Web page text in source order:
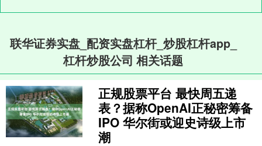
联华证券实盘_配资实盘杠杆_炒股杠杆app_
杠杆炒股公司 相关话题
正规股票平台 最快周五递
表？据称OpenAI正秘密筹备
IPO 华尔街或迎史诗级上市
潮